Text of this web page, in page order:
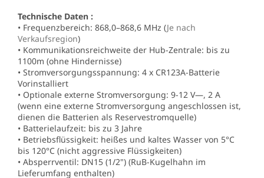
Technische Daten :
• Frequenzbereich: 868,0–868,6 MHz (Je nach
Verkaufsregion)
• Kommunikationsreichweite der Hub-Zentrale: bis zu
1100m (ohne Hindernisse)
• Stromversorgungsspannung: 4 x CR123A-Batterie
Vorinstalliert
• Optionale externe Stromversorgung: 9-12 V—, 2 A
(wenn eine externe Stromversorgung angeschlossen ist,
dienen die Batterien als Reservestromquelle)
• Batterielaufzeit: bis zu 3 Jahre
• Betriebsflüssigkeit: heißes und kaltes Wasser von 5°C
bis 120°C (nicht aggressive Flüssigkeiten)
• Absperrventil: DN15 (1/2") (RuB-Kugelhahn im
Lieferumfang enthalten)